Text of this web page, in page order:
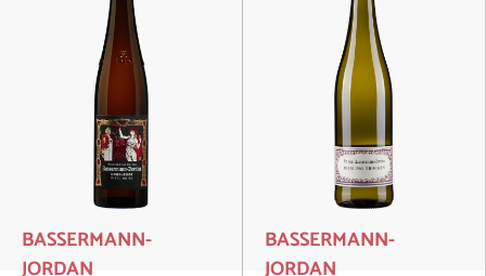
BASSERMANN-
BASSERMANN-